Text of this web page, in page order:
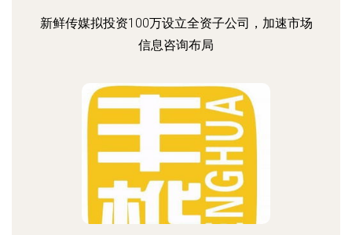
新鲜传媒拟投资100万设立全资子公司，加速市场
信息咨询布局